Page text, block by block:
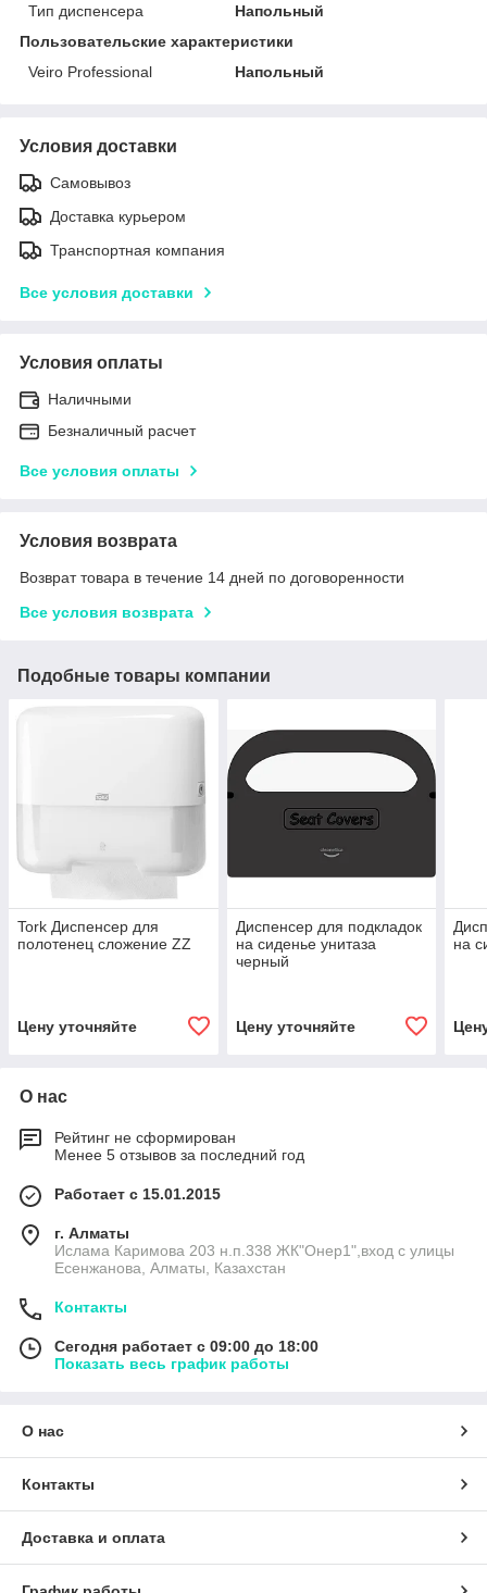
Тип диспенсера
Напольный
Пользовательские характеристики
Veiro Professional
Напольный
Условия доставки
Самовывоз
Доставка курьером
Транспортная компания
Все условия доставки
Условия оплаты
Наличными
Безналичный расчет
Все условия оплаты
Условия возврата
Возврат товара в течение 14 дней по договоренности
Все условия возврата
Подобные товары компании
Tork Диспенсер для
полотенец сложение ZZ
Цену уточняйте
Диспенсер для подкладок
на сиденье унитаза
черный
Цену уточняйте
на
О нас
Рейтинг не сформирован
Менее 5 отзывов за последний год
Работает с 15.01.2015
г. Алматы
Ислама Каримова 203 н.п.338 ЖК"Онер1",вход с улицы
Есенжанова, Алматы, Казахстан
Контакты
Сегодня работает с 09:00 до 18:00
Показать весь график работы
О нас
Контакты
Доставка и оплата